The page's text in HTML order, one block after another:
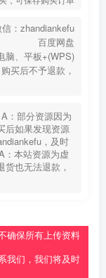
：zhandiankefu
百度网盘
脑、平板+(WPS)
买后不予退款，
：部分资源因为
后如果发现资源
，及时
：本站资源为虚
也无法退款，
确保所有上传资料
我们，我们将及时